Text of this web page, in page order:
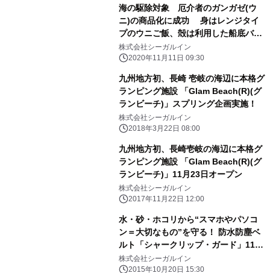
海の駆除対象 厄介者のガンガゼ(ウ
ニ)の商品化に成功 身はレンジタイ
プのウニご飯、殻は利用した船底バリ
アとして 12月1日に販売開始
株式会社シーガルイン
2020年11月11日 09:30
九州地方初、長崎 壱岐の海辺に本格グ
ランピング施設 「Glam Beach(R)(グ
ランビーチ)」スプリング企画実施！
株式会社シーガルイン
2018年3月22日 08:00
九州地方初、長崎壱岐の海辺に本格グ
ランピング施設 「Glam Beach(R)(グ
ランビーチ)」11月23日オープン
株式会社シーガルイン
2017年11月22日 12:00
水・砂・ホコリから“スマホやパソコ
ン＝大切なもの”を守る！ 防水防塵ベ
ルト「シャークリップ・ガード」11月
15日 発売
株式会社シーガルイン
2015年10月20日 15:30